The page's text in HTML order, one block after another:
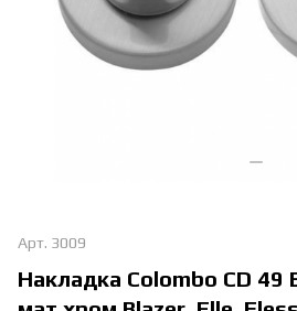
Арт. 3009
Накладка Colombo CD 49